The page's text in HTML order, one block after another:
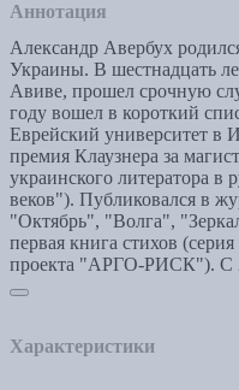
Аннотация
Александр Авербух
Украины. В шестнадцать
Авиве, прошел срочную
году вошел в короткий
Еврейский университет в
премия Клаузнера за
украинского литератора
веков"). Публиковался в
"Октябрь", "Волга",
первая книга стихов
проекта "АРГО-РИСК"). С
Характеристики